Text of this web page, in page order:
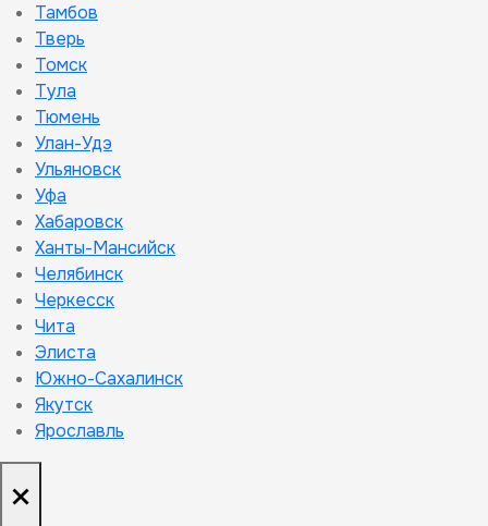
Тамбов
Тверь
Томск
Тула
Тюмень
Улан-Удэ
Ульяновск
Уфа
Хабаровск
Ханты-Мансийск
Челябинск
Черкесск
Чита
Элиста
Южно-Сахалинск
Якутск
Ярославль
×